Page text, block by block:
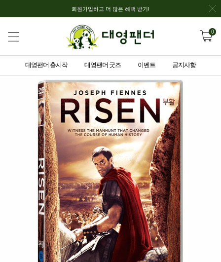
회원가입하고 더 많은 혜택 받기!
0
대영팬더 출시작 대영팬더 굿즈 이벤트 공지사항